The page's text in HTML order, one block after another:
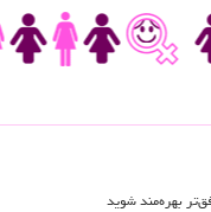
بهره‌مند شوید